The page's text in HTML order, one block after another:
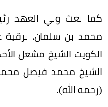
كما بعث ولي العهد
محمد بن سلمان، برقية
الكويت الشيخ مشعل
الشيخ محمد فيصل محمد
(رحمه الله).